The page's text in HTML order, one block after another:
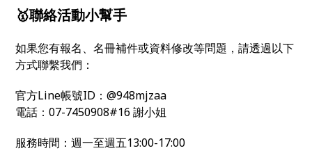
🥇聯絡活動小幫手
如果您有報名、名冊補件或資料修改等問題，請透過以下
方式聯繫我們：
官方Line帳號ID：@948mjzaa
電話：07-7450908#16 謝小姐
服務時間：週一至週五13:00-17:00